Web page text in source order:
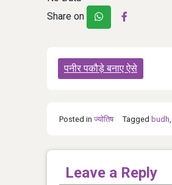
Share on
Post
navigation
पनीर पकौड़े बनाए ऐसे
Posted in ज्योतिष Tagged budh,
Leave a Reply